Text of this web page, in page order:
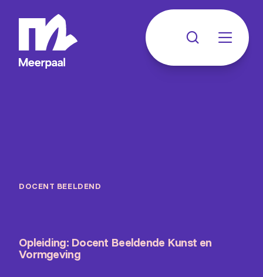
DOCENT BEELDEND
Opleiding: Docent Beeldende Kunst en
Vormgeving